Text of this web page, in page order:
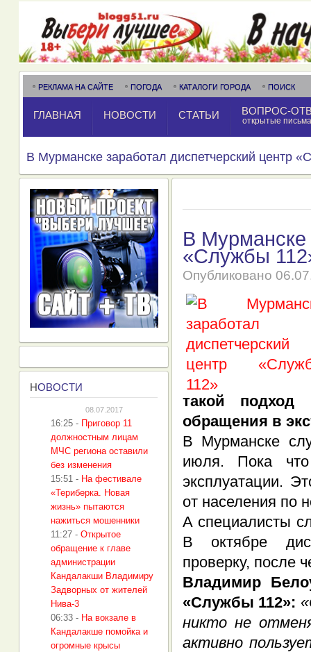
РЕКЛАМА НА САЙТЕ ПОГОДА КАТАЛОГИ ГОРОДА ПОИСК
ГЛАВНАЯ НОВОСТИ СТАТЬИ ВОПРОС-
открытые письма
В Мурманске заработал диспетчерский центр
В Мурманске
«Службы
Опубликовано
такой подход
обращения в
В Мурманске
июля. Пока
эксплуатации.
от населения по
А специалисты
В октябре
проверку, после
Владимир
«Службы 112»:
никто не
активно
НОВОСТИ
08.07.2017
16:25 - Приговор 11
должностным лицам
МЧС региона оставили
без изменения
15:51 - На фестивале
«Териберка. Новая
жизнь» пытаются
нажиться мошенники
11:27 - Открытое
обращение к главе
администрации
Кандалакши Владимиру
Задворных от жителей
Нива-3
06:33 - На вокзале в
Кандалакше помойка и
огромные крысы